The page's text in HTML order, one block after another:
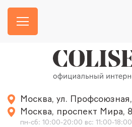
Москва, ул.
Москва, проспект Мира,
пн-сб: 10:00-20:00 вс: 11:00-18:00